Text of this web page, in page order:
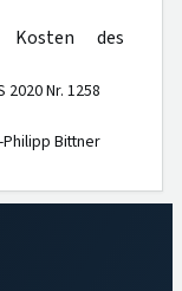
Kosten des
2020 Nr. 1258
Bittner